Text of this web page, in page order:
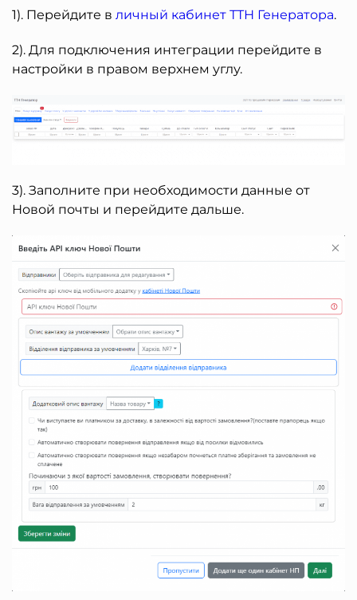
1). Перейдите в личный кабинет ТТН Генератора.
2). Для подключения интеграции перейдите в
настройки в правом верхнем углу.
3). Заполните при необходимости данные от
Новой почты и перейдите дальше.